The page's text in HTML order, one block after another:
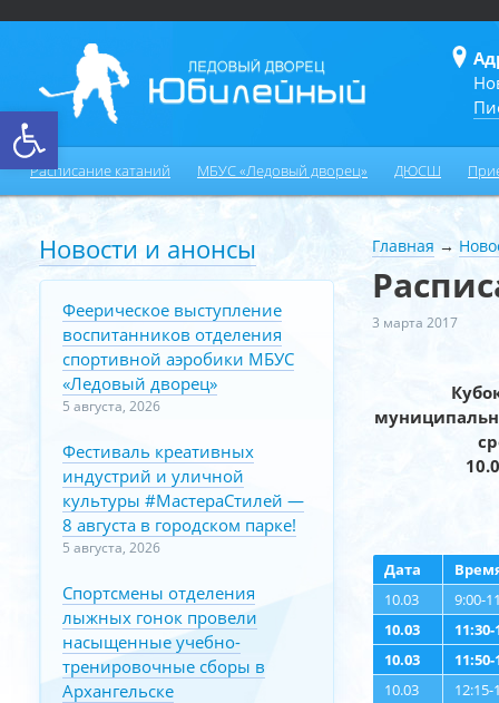
Открыть панель инструментов
Расписание катаний МБУС «Ледовый дворец» ДЮСШ
Главная →
3 марта 2017
Дата
10.03
9:00-
10.03
11:30-
10.03
11:50-
10.03
12:15-
Новости и анонсы
Феерическое выступление
воспитанников отделения
спортивной аэробики МБУС
«Ледовый дворец»
5 августа, 2026
Фестиваль креативных
индустрий и уличной
культуры #МастераСтилей —
8 августа в городском парке!
5 августа, 2026
Спортсмены отделения
лыжных гонок провели
насыщенные учебно-
тренировочные сборы в
Архангельске